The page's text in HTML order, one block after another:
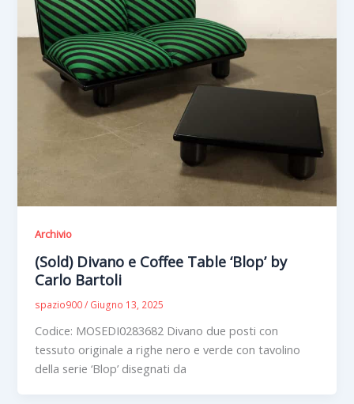
Archivio
(Sold) Divano e Coffee Table ‘Blop’ by
Carlo Bartoli
spazio900/ Giugno 13, 2025
Codice: MOSEDI0283682 Divano due posti con
tessuto originale a righe nero e verde con tavolino
della serie ‘Blop’ disegnati da